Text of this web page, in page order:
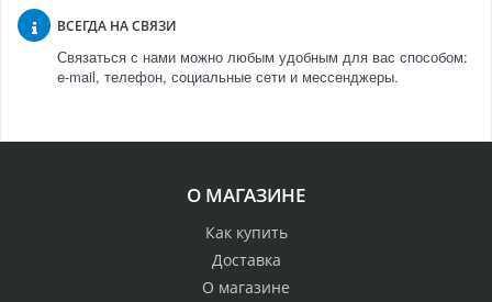
ВСЕГДА НА СВЯЗИ
Связаться с нами можно любым удобным для вас способом:
e-mail, телефон, социальные сети и мессенджеры.
О МАГАЗИНЕ
Как купить
Доставка
О магазине